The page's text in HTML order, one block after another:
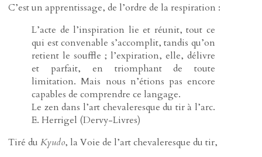
C’est un apprentissage, de l’ordre de la respiration :
L’acte de l’inspiration lie et réunit, tout ce
qui est convenable s’accomplit, tandis qu’on
retient le souffle ; l’expiration, elle, délivre
et parfait, en triomphant de toute
limitation. Mais nous n’étions pas encore
capables de comprendre ce langage.
Le zen dans l’art chevaleresque du tir à l’arc.
E. Herrigel (Dervy-Livres)
Tiré duKyudo, la Voie de l’art chevaleresque du tir,